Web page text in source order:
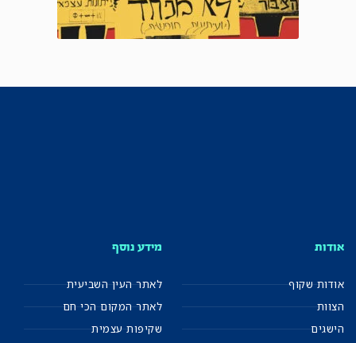
אודות
אודות שקוף
הצוות
הישגים
מידע נוסף
לאתר העין השביעית
לאתר המקום הכי חם
שקיפות עצמית